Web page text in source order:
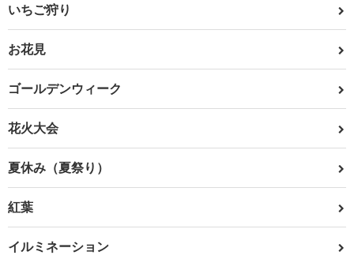
いちご狩り
お花見
ゴールデンウィーク
花火大会
夏休み（夏祭り）
紅葉
イルミネーション